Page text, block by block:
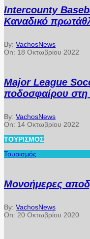
Intercounty
Καναδικό
By: VachosNews
On: 18 Οκτωβρίου 2022
Major League
ποδοσφαίρου στη
By: VachosNews
On: 14 Οκτωβρίου 2022
ΤΟΥΡΙΣΜΌΣ
Τουρισμός
Μονοήμερες
By: VachosNews
On: 20 Οκτωβρίου 2020